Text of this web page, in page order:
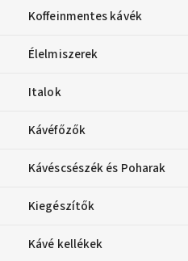
Koffeinmentes kávék
Élelmiszerek
Italok
Kávéfőzők
Kávéscsészék és Poharak
Kiegészítők
Kávé kellékek